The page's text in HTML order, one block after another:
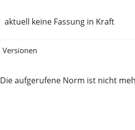
aktuell keine Fassung in Kraft
Versionen
Die aufgerufene Norm ist nicht